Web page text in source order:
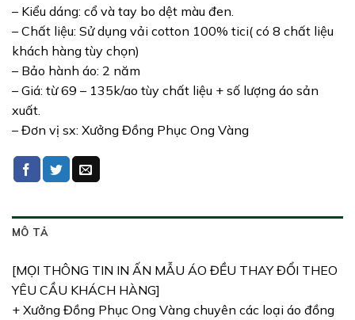
– Kiểu dáng: cổ và tay bo dệt màu đen.
– Chất liệu: Sử dụng vải cotton 100% tici( có 8 chất liệu
khách hàng tùy chọn)
– Bảo hành áo: 2 năm
– Giá: từ 69 – 135k/ao tùy chất liệu + số lượng áo sản
xuất.
– Đơn vị sx: Xưởng Đồng Phục Ong Vàng
MÔ TẢ
[MỌI THÔNG TIN IN ẤN MẪU ÁO ĐỀU THAY ĐỔI THEO
YÊU CẦU KHÁCH HÀNG]
+ Xưởng Đồng Phục Ong Vàng chuyên các loại áo đồng